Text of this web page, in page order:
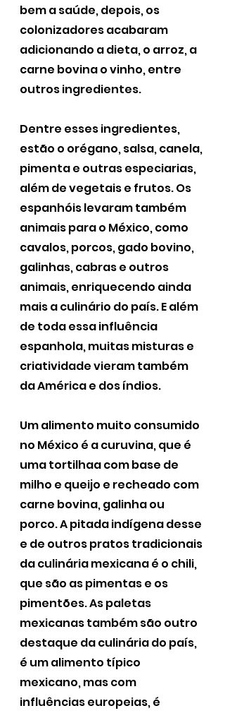
bem a saúde, depois, os
colonizadores acabaram
adicionando a dieta, o arroz, a
carne bovina o vinho, entre
outros ingredientes.
Dentre esses ingredientes,
estão o orégano, salsa, canela,
pimenta e outras especiarias,
além de vegetais e frutos. Os
espanhóis levaram também
animais para o México, como
cavalos, porcos, gado bovino,
galinhas, cabras e outros
animais, enriquecendo ainda
mais a culinário do país. E além
de toda essa influência
espanhola, muitas misturas e
criatividade vieram também
da América e dos índios.
Um alimento muito consumido
no México é a curuvina, que é
uma tortilhaa com base de
milho e queijo e recheado com
carne bovina, galinha ou
porco. A pitada indígena desse
e de outros pratos tradicionais
da culinária mexicana é o chili,
que são as pimentas e os
pimentões. As paletas
mexicanas também são outro
destaque da culinária do país,
é um alimento típico
mexicano, mas com
influências europeias, é